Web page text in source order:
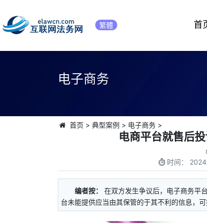
繁體 首
电子商务
首页 > 典型案例 > 电子商务>
电商平台就售后
时间：
编者按：
在双方发生争议后，电子商务平
台未能提供应当由其保管的于其不利的信息，